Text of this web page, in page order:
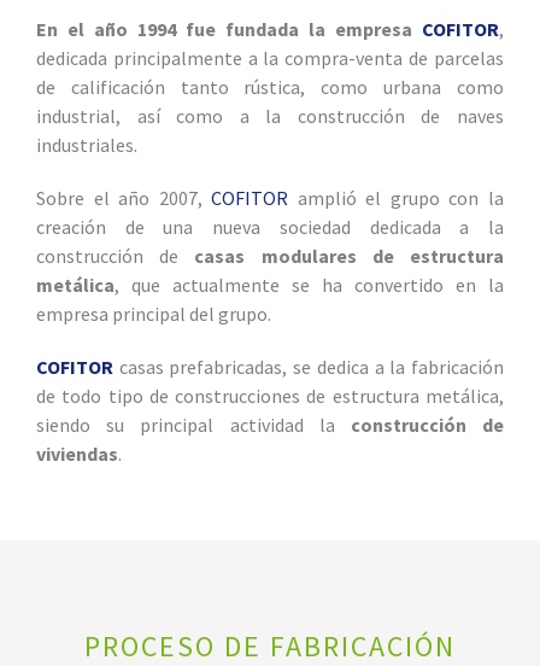
En el año 1994 fue fundada la empresa COFITOR,
dedicada principalmente a la compra-venta de parcelas
de calificación tanto rústica, como urbana como
industrial, así como a la construcción de naves
industriales.
Sobre el año 2007,COFITOR amplió el grupo con la
creación de una nueva sociedad dedicada a la
construcción de casas modulares de estructura
metálica, que actualmente se ha convertido en la
empresa principal del grupo.
COFITOR casas prefabricadas, se dedica a la fabricación
de todo tipo de construcciones de estructura metálica,
siendo su principal actividad la construcción de
viviendas.
PROCESO DE FABRICACIÓN